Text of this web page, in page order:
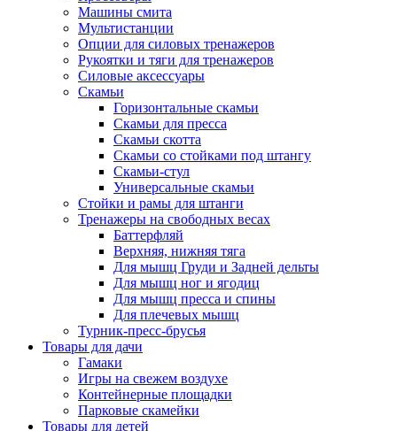
Машины смита
Мультистанции
Опции для силовых тренажеров
Рукоятки и тяги для тренажеров
Силовые аксессуары
Скамьи
Горизонтальные скамьи
Скамьи для пресса
Скамьи скотта
Скамьи со стойками под штангу
Скамьи-стул
Универсальные скамьи
Стойки и рамы для штанги
Тренажеры на свободных весах
Баттерфляй
Верхняя, нижняя тяга
Для мышц Груди и Задней дельты
Для мышц ног и ягодиц
Для мышц пресса и спины
Для плечевых мышц
Турник-пресс-брусья
Товары для дачи
Гамаки
Игры на свежем воздухе
Контейнерные площадки
Парковые скамейки
Товары для детей